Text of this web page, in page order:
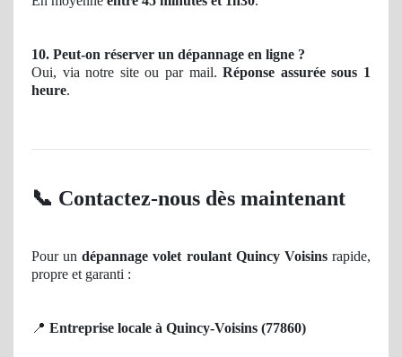
10. Peut-on réserver un dépannage en ligne ?
Oui, via notre site ou par mail.Réponse assurée sous 1
heure.
📞 Contactez-nous dès maintenant
Pour undépannage volet roulant Quincy Voisinsrapide,
propre et garanti :
📍 Entreprise locale à Quincy-Voisins (77860)